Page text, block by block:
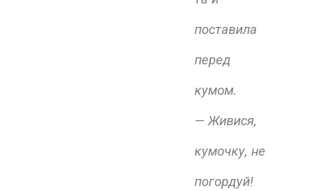
поставила
перед
кумом.
— Живися,
кумочку, не
погордуй!